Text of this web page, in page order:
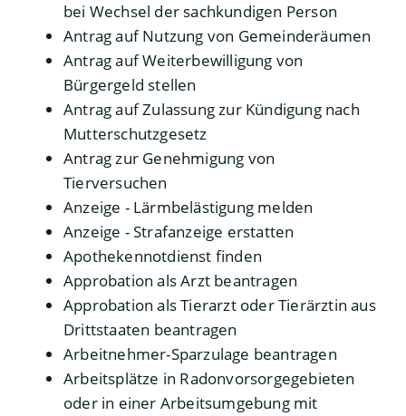
bei Wechsel der sachkundigen Person
Antrag auf Nutzung von Gemeinderäumen
Antrag auf Weiterbewilligung von
Bürgergeld stellen
Antrag auf Zulassung zur Kündigung nach
Mutterschutzgesetz
Antrag zur Genehmigung von
Tierversuchen
Anzeige - Lärmbelästigung melden
Anzeige - Strafanzeige erstatten
Apothekennotdienst finden
Approbation als Arzt beantragen
Approbation als Tierarzt oder Tierärztin aus
Drittstaaten beantragen
Arbeitnehmer-Sparzulage beantragen
Arbeitsplätze in Radonvorsorgegebieten
oder in einer Arbeitsumgebung mit